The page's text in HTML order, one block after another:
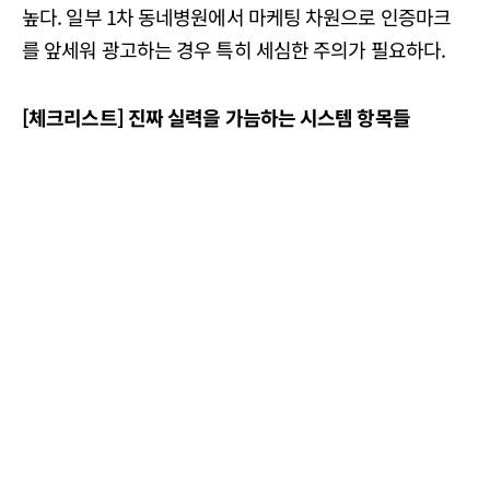
높다. 일부 1차 동네병원에서 마케팅 차원으로 인증마크
를 앞세워 광고하는 경우 특히 세심한 주의가 필요하다.
[체크리스트] 진짜 실력을 가늠하는 시스템 항목들